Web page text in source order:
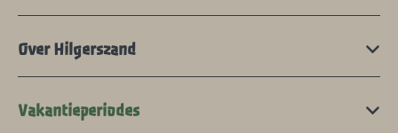
Over Hilgerszand
Vakantieperiodes